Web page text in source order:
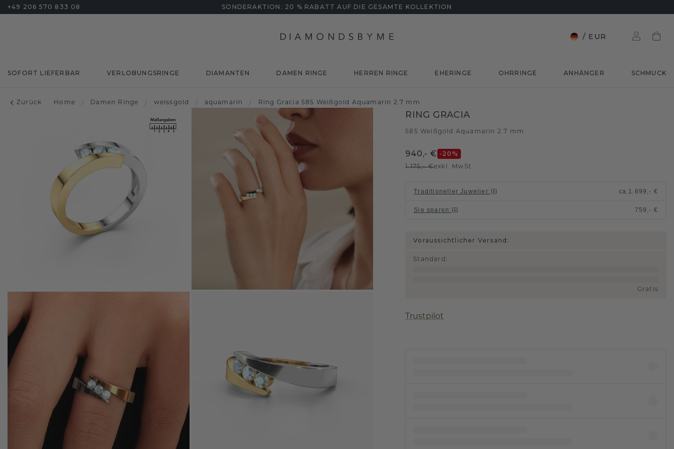
+49 206 570 833 08 SONDERAKTION: 20 % RABATT AUF DIE GESAMTE KOLLEKTION
/ EUR
SOFORT LIEFERBAR VERLOBUNGSRINGE DIAMANTEN DAMEN RINGE HERREN RINGE EHERINGE OHRRINGE ANHÄNGER SCHMUCK
Zurück Home / Damen Ringe / weissgold / aquamarin / Ring Gracia 585 Weißgold Aquamarin 2.7 mm
RING GRACIA
585 Weißgold Aquamarin 2.7 mm
940,- € -20 %
1.175,- €exkl. MwSt
Traditioneller Juwelier: ca. 1.699,- €
Sie sparen : 759,- €
Voraussichtlicher Versand:
Standard :
Gratis
Trustpilot